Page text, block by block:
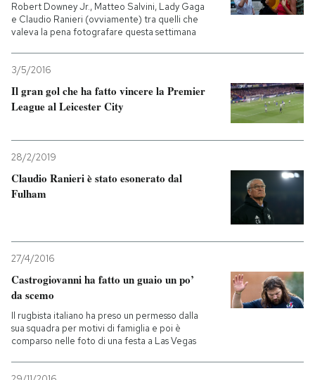
Robert Downey Jr., Matteo Salvini, Lady Gaga
e Claudio Ranieri (ovviamente) tra quelli che
valeva la pena fotografare questa settimana
3/5/2016
Il gran gol che ha fatto vincere la Premier
League al Leicester City
28/2/2019
Claudio Ranieri è stato esonerato dal
Fulham
27/4/2016
Castrogiovanni ha fatto un guaio un po’
da scemo
Il rugbista italiano ha preso un permesso dalla
sua squadra per motivi di famiglia e poi è
comparso nelle foto di una festa a Las Vegas